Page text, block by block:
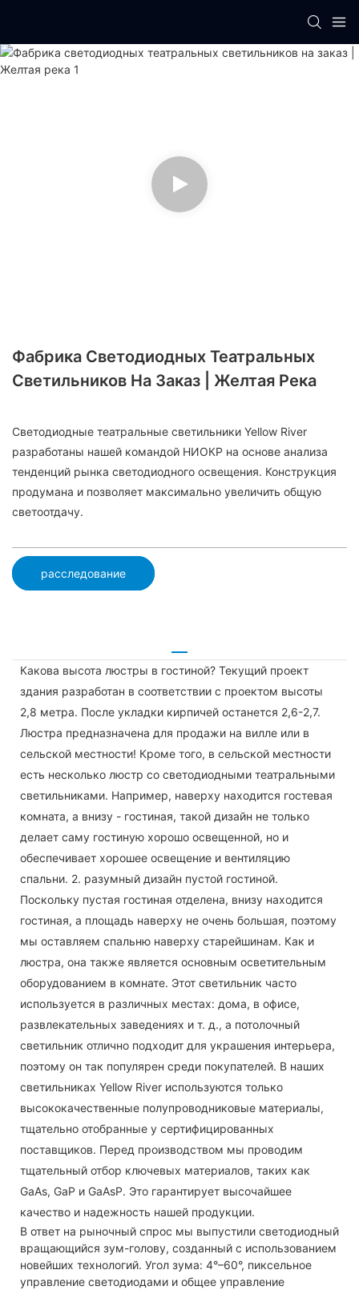
Фабрика Светодиодных Театральных
Светильников На Заказ | Желтая Река
Светодиодные театральные светильники Yellow River
разработаны нашей командой НИОКР на основе анализа
тенденций рынка светодиодного освещения. Конструкция
продумана и позволяет максимально увеличить общую
светоотдачу.
расследование
Какова высота люстры в гостиной? Текущий проект
здания разработан в соответствии с проектом высоты
2,8 метра. После укладки кирпичей останется 2,6-2,7.
Люстра предназначена для продажи на вилле или в
сельской местности! Кроме того, в сельской местности
есть несколько люстр со светодиодными театральными
светильниками. Например, наверху находится гостевая
комната, а внизу - гостиная, такой дизайн не только
делает саму гостиную хорошо освещенной, но и
обеспечивает хорошее освещение и вентиляцию
спальни. 2. разумный дизайн пустой гостиной.
Поскольку пустая гостиная отделена, внизу находится
гостиная, а площадь наверху не очень большая, поэтому
мы оставляем спальню наверху старейшинам. Как и
люстра, она также является основным осветительным
оборудованием в комнате. Этот светильник часто
используется в различных местах: дома, в офисе,
развлекательных заведениях и т. д., а потолочный
светильник отлично подходит для украшения интерьера,
поэтому он так популярен среди покупателей. В наших
светильниках Yellow River используются только
высококачественные полупроводниковые материалы,
тщательно отобранные у сертифицированных
поставщиков. Перед производством мы проводим
тщательный отбор ключевых материалов, таких как
GaAs, GaP и GaAsP. Это гарантирует высочайшее
качество и надежность нашей продукции.
В ответ на рыночный спрос мы выпустили светодиодный
вращающийся зум-голову, созданный с использованием
новейших технологий. Угол зума: 4°–60°, пиксельное
управление светодиодами и общее управление